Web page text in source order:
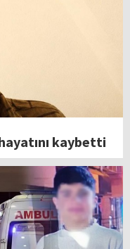
kaybetti